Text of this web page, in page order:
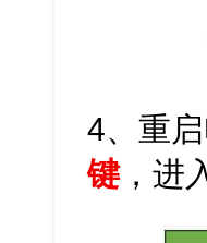
4、重
键，进